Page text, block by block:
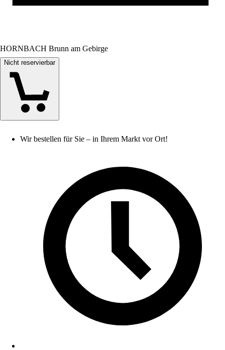
HORNBACH Brunn am Gebirge
Nicht reservierbar
Wir bestellen für Sie – in Ihrem Markt vor Ort!